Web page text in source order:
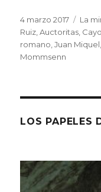
Publicado
el
4 marzo 2017 La
Ruiz ,Auctoritas
romano ,Juan Miquel
Mommsenn
LOS PAPELES